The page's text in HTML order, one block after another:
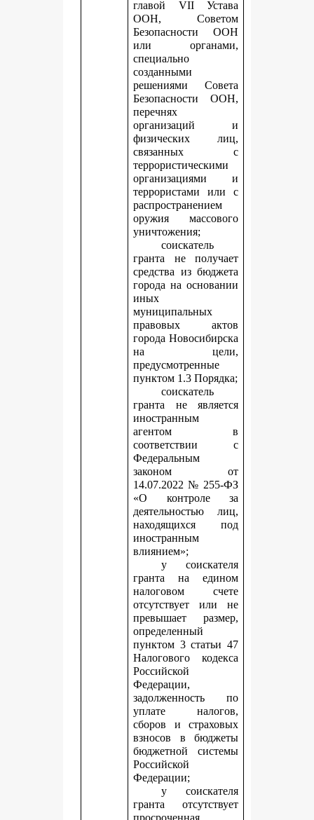
главой VII Устава
ООН, Советом
Безопасности ООН
или органами,
специально
созданными
решениями Совета
Безопасности ООН,
перечнях
организаций и
физических лиц,
связанных с
террористическими
организациями и
террористами или с
распространением
оружия массового
уничтожения;
соискатель
гранта не получает
средства из бюджета
города на основании
иных
муниципальных
правовых актов
города Новосибирска
на цели,
предусмотренные
пунктом 1.3 Порядка;
соискатель
гранта не является
иностранным
агентом в
соответствии с
Федеральным
законом от
14.07.2022 № 255-ФЗ
«О контроле за
деятельностью лиц,
находящихся под
иностранным
влиянием»;
у соискателя
гранта на едином
налоговом счете
отсутствует или не
превышает размер,
определенный
пунктом 3 статьи 47
Налогового кодекса
Российской
Федерации,
задолженность по
уплате налогов,
сборов и страховых
взносов в бюджеты
бюджетной системы
Российской
Федерации;
у соискателя
гранта отсутствует
просроченная